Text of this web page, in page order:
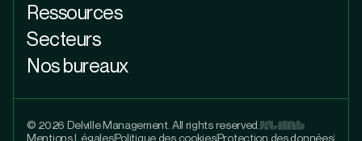
Ressources
Secteurs
Nos bureaux
© 2026 Delville Management. All rights reserved.
Mentions LégalesPolitique des cookiesProtection des données